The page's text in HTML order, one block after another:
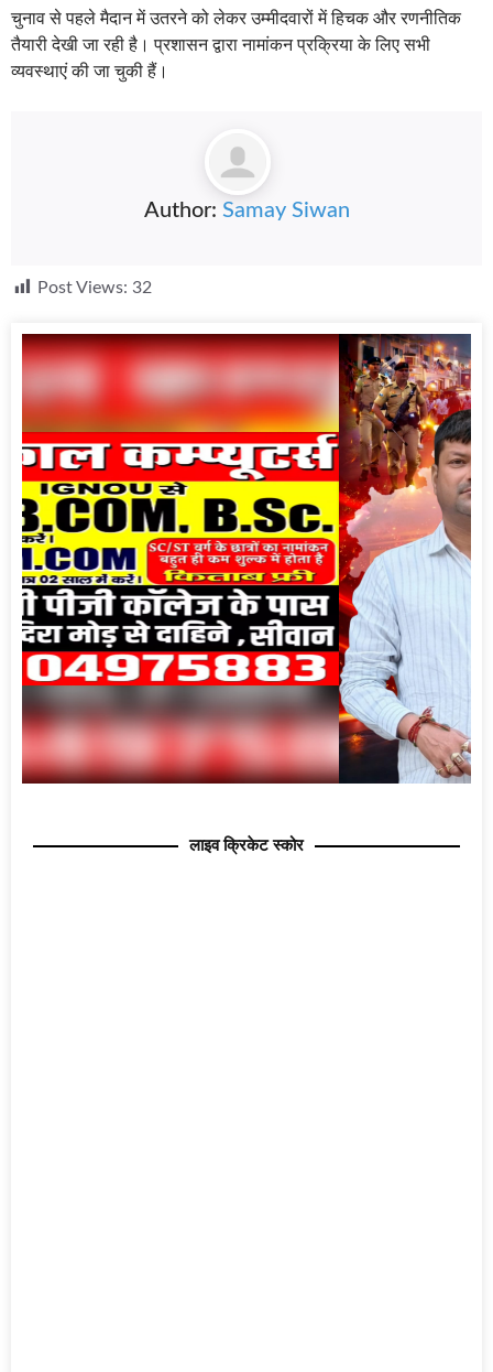
चुनाव से पहले मैदान में उतरने को लेकर उम्मीदवारों में हिचक और रणनीतिक
तैयारी देखी जा रही है। प्रशासन द्वारा नामांकन प्रक्रिया के लिए सभी
व्यवस्थाएं की जा चुकी हैं।
Author: Samay Siwan
Post Views: 32
लाइव क्रिकेट स्कोर